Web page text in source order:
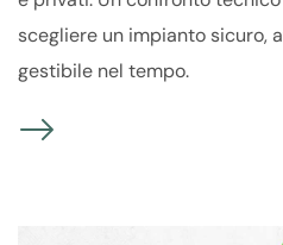
scegliere un impianto sicuro,
gestibile nel tempo.